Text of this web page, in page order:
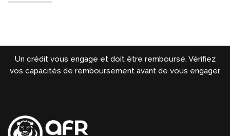
Un crédit vous engage et doit être remboursé. Vérifiez
vos capacités de remboursement avant de vous engager.